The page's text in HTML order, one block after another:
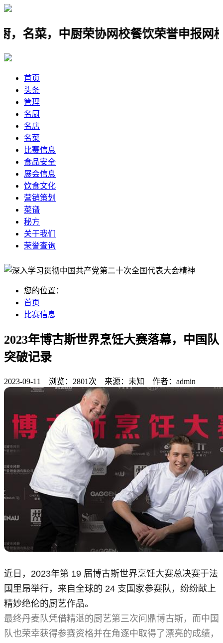
厨荣协网校餐饮荣誉申报网校，网校
首页
头条
管理
名厨
名店
名菜
比赛信息
食品安全
展会信息
饮食文化
营销策划
菜谱
秘方
关于我们
荣誉查询
您的位置：
首页
比赛信息
2023年博古斯世界烹饪大赛落幕，中国队
突破记录
2023-09-11 浏览： 2801次 来源： 未知 作者： admin
近日，2023年第 19 届博古斯世界烹饪大赛总决赛于法
国里昂举行，来自全球的 24 支国家参赛队，纷纷献上
精妙绝伦的厨艺作品。
最终丹麦队凭借精湛的厨艺第三次问鼎博古斯，而中国
队也荣幸获得参赛资格并在角逐中取得了漂亮的成绩，